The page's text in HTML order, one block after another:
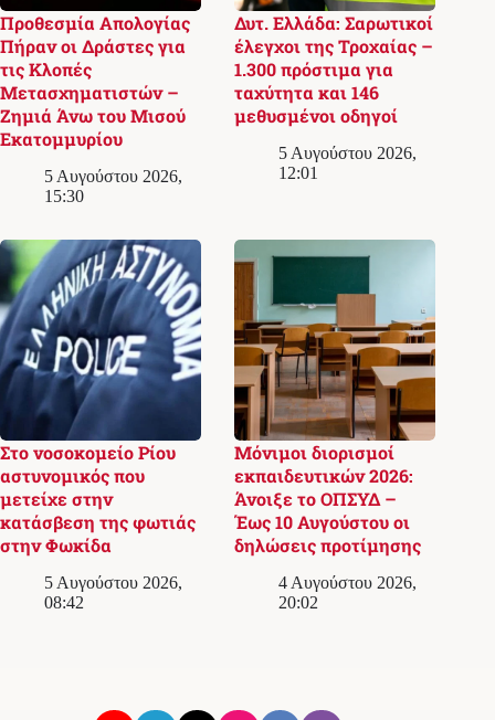
Προθεσμία Απολογίας
Πήραν οι Δράστες για
τις Κλοπές
Μετασχηματιστών –
Ζημιά Άνω του Μισού
Εκατομμυρίου
5 Αυγούστου 2026,
15:30
Δυτ. Ελλάδα: Σαρωτικοί
έλεγχοι της Τροχαίας –
1.300 πρόστιμα για
ταχύτητα και 146
μεθυσμένοι οδηγοί
5 Αυγούστου 2026,
12:01
Στο νοσοκομείο Ρίου
αστυνομικός που
μετείχε στην
κατάσβεση της φωτιάς
στην Φωκίδα
5 Αυγούστου 2026,
08:42
Μόνιμοι διορισμοί
εκπαιδευτικών 2026:
Άνοιξε το ΟΠΣΥΔ –
Έως 10 Αυγούστου οι
δηλώσεις προτίμησης
4 Αυγούστου 2026,
20:02